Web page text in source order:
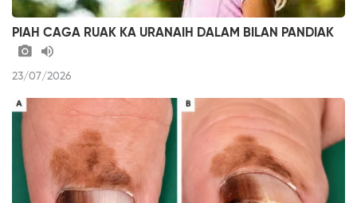
PIAH CAGA RUAK KA URANAIH DALAM BILAN PANDIAK
23/07/2026